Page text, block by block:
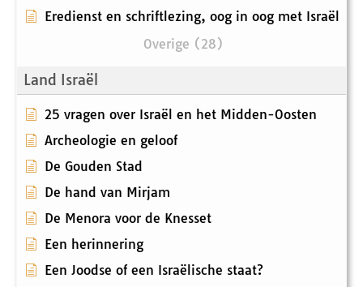
Eredienst en schriftlezing, oog in oog met Israël
Overige (28)
Land Israël
25 vragen over Israël en het Midden-Oosten
Archeologie en geloof
De Gouden Stad
De hand van Mirjam
De Menora voor de Knesset
Een herinnering
Een Joodse of een Israëlische staat?